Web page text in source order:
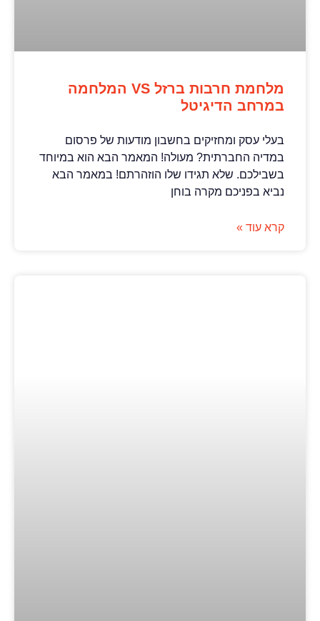
מלחמת חרבות ברזל VS המלחמה
במרחב הדיגיטל
בעלי עסק ומחזיקים בחשבון מודעות של פרסום
במדיה החברתית? מעולה! המאמר הבא הוא במיוחד
בשבילכם. שלא תגידו שלו הוזהרתם! במאמר הבא
נביא בפניכם מקרה בוחן
קרא עוד »